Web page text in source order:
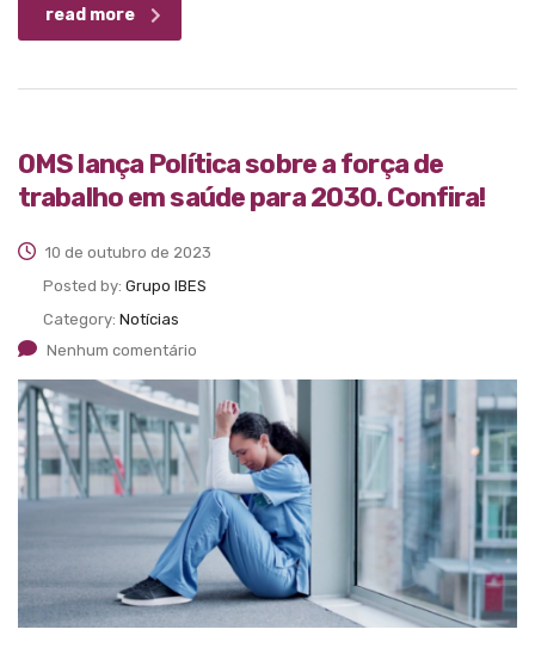
read more
OMS lança Política sobre a força de
trabalho em saúde para 2030. Confira!
10 de outubro de 2023
Posted by: Grupo IBES
Category: Notícias
Nenhum comentário